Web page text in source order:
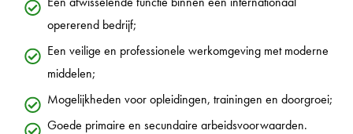
opererend bedrijf;
Een veilige en professionele werkomgeving met moderne
middelen;
Mogelijkheden voor opleidingen, trainingen en doorgroei;
Goede primaire en secundaire arbeidsvoorwaarden.